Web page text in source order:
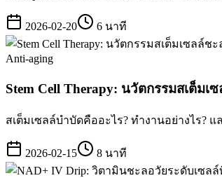
2026-02-20 6 นาที
Anti-aging
Stem Cell Therapy: นวัตกรรมสเต็ม
สเต็มเซลล์บำบัดคืออะไร? ทำงานอย่างไร?
2026-02-15 8 นาที